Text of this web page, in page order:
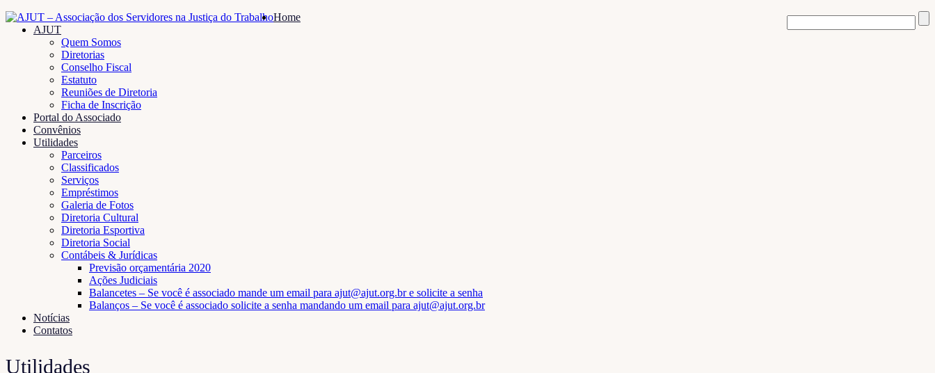
Home
AJUT
Quem Somos
Diretorias
Conselho Fiscal
Estatuto
Reuniões de Diretoria
Ficha de Inscrição
Portal do Associado
Convênios
Utilidades
Parceiros
Classificados
Serviços
Empréstimos
Galeria de Fotos
Diretoria Cultural
Diretoria Esportiva
Diretoria Social
Contábeis & Jurídicas
Previsão orçamentária 2020
Ações Judiciais
Balancetes – Se você é associado mande um email para ajut@ajut.org.br e solicite a senha
Balanços – Se você é associado solicite a senha mandando um email para ajut@ajut.org.br
Notícias
Contatos
Utilidades